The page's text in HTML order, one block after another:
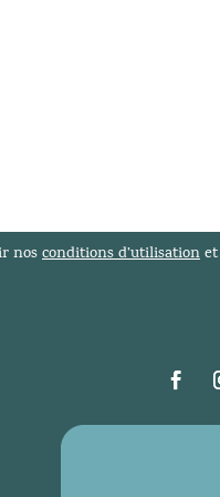
nosconditions d’utilisationet